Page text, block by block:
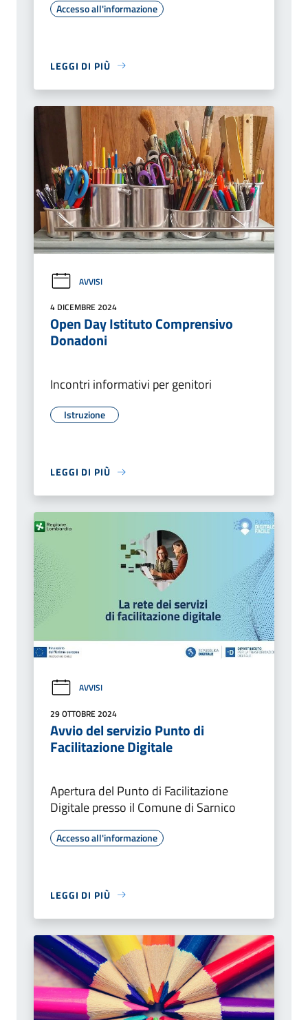
Accesso all'informazione
LEGGI DI PIÙ
AVVISI
4 DICEMBRE 2024
Open Day Istituto Comprensivo
Donadoni
Incontri informativi per genitori
Istruzione
LEGGI DI PIÙ
AVVISI
29 OTTOBRE 2024
Avvio del servizio Punto di
Facilitazione Digitale
Apertura del Punto di Facilitazione
Digitale presso il Comune di Sarnico
Accesso all'informazione
LEGGI DI PIÙ